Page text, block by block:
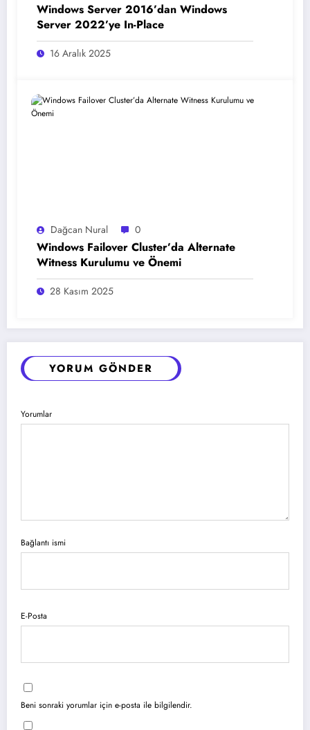
Windows Server 2016’dan Windows
Server 2022’ye In-Place
16 Aralık 2025
Dağcan Nural 0
Windows Failover Cluster’da Alternate
Witness Kurulumu ve Önemi
28 Kasım 2025
YORUM GÖNDER
Yorumlar
Bağlantı ismi
E-Posta
Beni sonraki yorumlar için e-posta ile bilgilendir.